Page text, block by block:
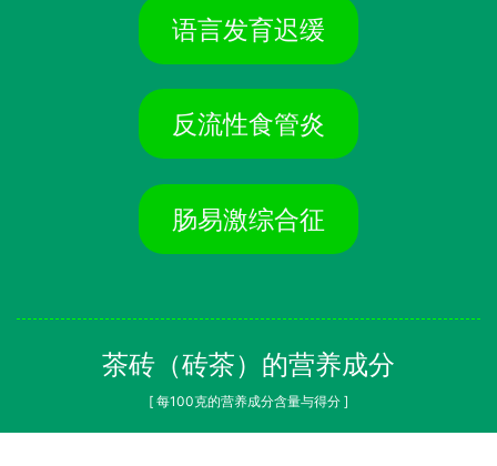
语言发育迟缓
反流性食管炎
肠易激综合征
茶砖（砖茶）的营养成分
[ 每100克的营养成分含量与得分 ]